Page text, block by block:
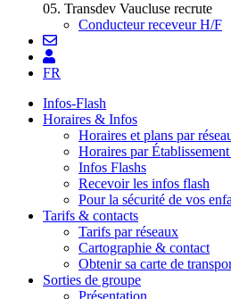
05. Transdev Vaucluse recrute
Conducteur receveur H/F
FR
Infos-Flash
Horaires & Infos
Horaires et plans par
Horaires par
Infos Flashs
Recevoir les infos flash
Pour la sécurité de vos
Tarifs & contacts
Tarifs par réseaux
Cartographie & contact
Obtenir sa carte de
Sorties de groupe
Présentation